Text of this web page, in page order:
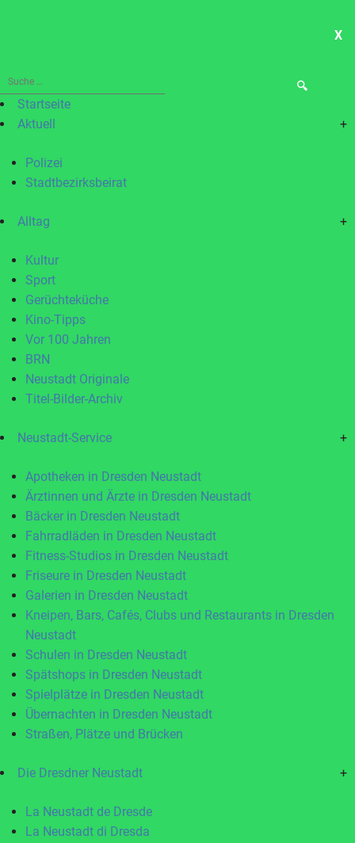
X
Suche
nach:Startseite
Aktuell
+
Polizei
Stadtbezirksbeirat
Alltag +
Kultur
Sport
Gerüchteküche
Kino-Tipps
Vor 100 Jahren
BRN
Neustadt Originale
Titel-Bilder-Archiv
Neustadt-Service +
Apotheken in Dresden Neustadt
Ärztinnen und Ärzte in Dresden Neustadt
Bäcker in Dresden Neustadt
Fahrradläden in Dresden Neustadt
Fitness-Studios in Dresden Neustadt
Friseure in Dresden Neustadt
Galerien in Dresden Neustadt
Kneipen, Bars, Cafés, Clubs und Restaurants in Dresden
Neustadt
Schulen in Dresden Neustadt
Spätshops in Dresden Neustadt
Spielplätze in Dresden Neustadt
Übernachten in Dresden Neustadt
Straßen, Plätze und Brücken
Die Dresdner Neustadt +
La Neustadt de Dresde
La Neustadt di Dresda